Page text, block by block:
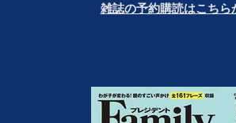
雑誌の予約購読はこちら